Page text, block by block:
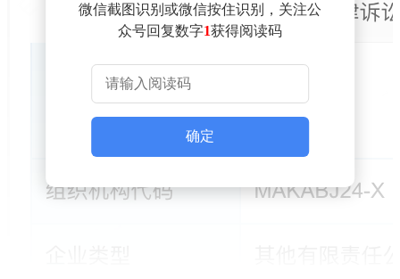
微信截图识别或微信按住识别，关注公
众号回复数字1获得阅读码
确定